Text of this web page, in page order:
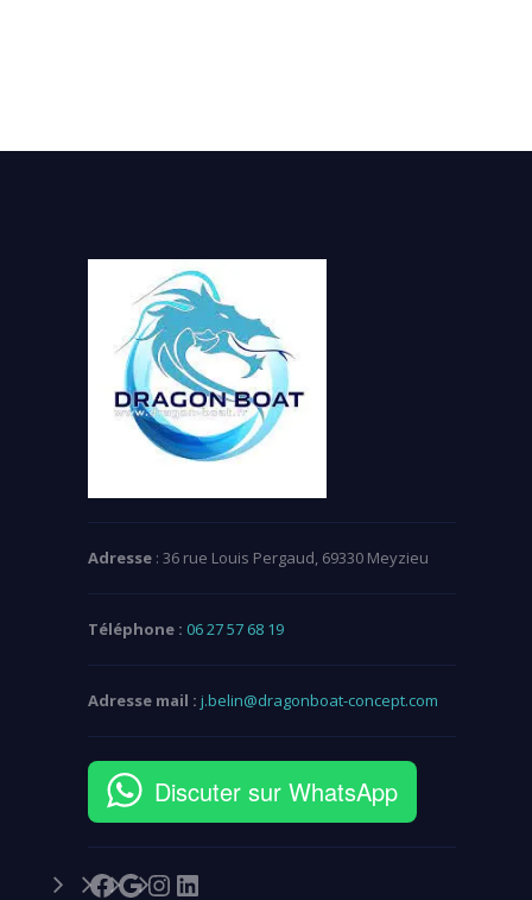
Adresse : 36 rue Louis Pergaud, 69330 Meyzieu
Téléphone : 06 27 57 68 19
Adresse mail : j.belin@dragonboat-concept.com
Discuter sur WhatsApp
Facebook
Google
Instagram
LinkedIn